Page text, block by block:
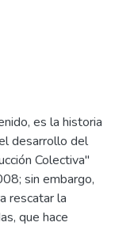
es la historia
desarrollo del
Colectiva"
sin embargo,
rescatar la
que hace